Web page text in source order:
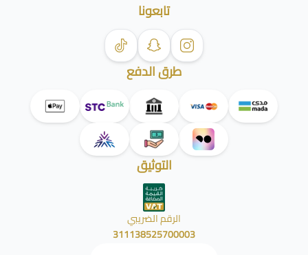
تابعونا
طرق الدفع
التوثيق
الرقم الضريبي
311138525700003